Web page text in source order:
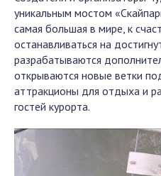
уникальным мостом
самая большая в мире, к
останавливаться на
разрабатываются
открываются новые ветки
аттракционы для отдыха и
гостей курорта.